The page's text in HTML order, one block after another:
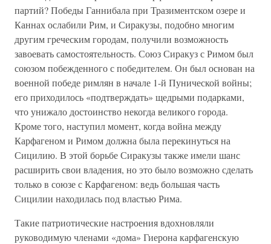
партий? Победы Ганнибала при Тразиментском озере и
Каннах ослабили Рим, и Сиракузы, подобно многим
другим греческим городам, получили возможность
завоевать самостоятельность. Союз Сиракуз с Римом был
союзом побежденного с победителем. Он был основан на
военной победе римлян в начале 1-й Пунической войны;
его приходилось «подтверждать» щедрыми подарками,
что унижало достоинство некогда великого города.
Кроме того, наступил момент, когда война между
Карфагеном и Римом должна была перекинуться на
Сицилию. В этой борьбе Сиракузы также имели шанс
расширить свои владения, но это было возможно сделать
только в союзе с Карфагеном: ведь большая часть
Сицилии находилась под властью Рима.
Такие патриотические настроения вдохновляли
руководимую членами «дома» Гиерона карфагенскую